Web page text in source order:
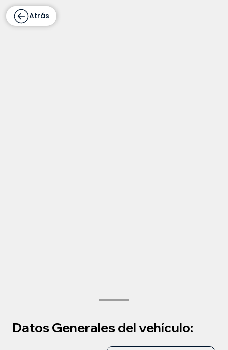
Datos Generales del vehículo:
Atrás